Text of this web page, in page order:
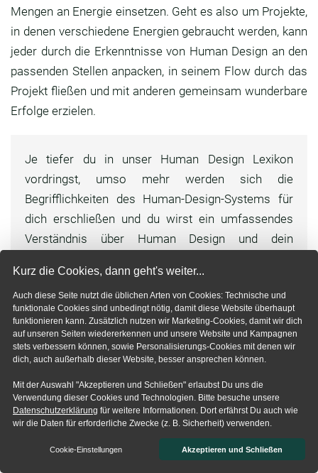
Kurz die Cookies, dann geht's weiter...
Auch diese Seite nutzt die üblichen Arten von Cookies: Technische und
funktionale Cookies sind unbedingt nötig, damit diese Website überhaupt
funktionieren kann. Zusätzlich nutzen wir Marketing-Cookies, damit wir dich
auf unseren Seiten wiedererkennen und unsere Website und Kampagnen
stets verbessern können, sowie Personalisierungs-Cookies mit denen wir
dich, auch außerhalb dieser Website, besser ansprechen können.
Mit der Auswahl "Akzeptieren und Schließen" erlaubst Du uns die
Verwendung dieser Cookies und Technologien. Bitte besuche unsere
Datenschutzerklärung für weitere Informationen. Dort erfährst Du auch wie
wir die Daten für erforderliche Zwecke (z. B. Sicherheit) verwenden.
Cookie-Einstellungen Akzeptieren und Schließen
Mengen an Energie einsetzen. Geht es also um Projekte,
in denen verschiedene Energien gebraucht werden, kann
jeder durch die Erkenntnisse von Human Design an den
passenden Stellen anpacken, in seinem Flow durch das
Projekt fließen und mit anderen gemeinsam wunderbare
Erfolge erzielen.
Je tiefer du in unser Human Design Lexikon
vordringst, umso mehr werden sich die
Begrifflichkeiten des Human-Design-Systems für
dich erschließen und du wirst ein umfassendes
Verständnis über Human Design und dein
„Der Weg ist das Ziel“ – also starte doch mit
deinem eigenenHuman-Design-Chart.
Jetzt dein Chart berechnen